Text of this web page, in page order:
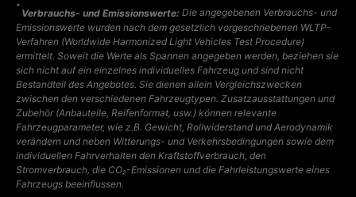
*
Verbrauchs- und Emissionswerte: Die angegebenen Verbrauchs- und
Emissionswerte wurden nach dem gesetzlich vorgeschriebenen WLTP-
Verfahren (Worldwide Harmonized Light Vehicles Test Procedure)
ermittelt. Soweit die Werte als Spannen angegeben werden, beziehen sie
sich nicht auf ein einzelnes individuelles Fahrzeug und sind nicht
Bestandteil des Angebotes. Sie dienen allein Vergleichszwecken
zwischen den verschiedenen Fahrzeugtypen. Zusatzausstattungen und
Zubehör (Anbauteile, Reifenformat, usw.) können relevante
Fahrzeugparameter, wie z.B. Gewicht, Rollwiderstand und Aerodynamik
verändern und neben Witterungs- und Verkehrsbedingungen sowie dem
individuellen Fahrverhalten den Kraftstoffverbrauch, den
Stromverbrauch, die CO₂-Emissionen und die Fahrleistungswerte eines
Fahrzeugs beeinflussen.